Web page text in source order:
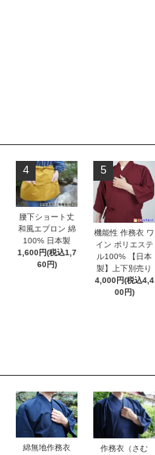
4
腰下ショート丈
和風エプロン 綿
100% 日本製
1,600円(税込1,7
60円)
5
機能性 作務衣 ワ
イン ポリエステ
ル100% 【日本
製】上下別売り
4,000円(税込4,4
00円)
綿無地作務衣 作務衣（さむ